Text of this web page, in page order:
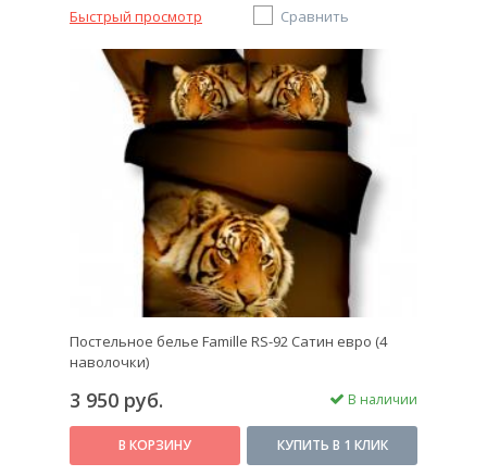
Быстрый просмотр Сравнить
Постельное белье Famille RS-92 Сатин евро (4
наволочки)
3 950 руб. В наличии
В КОРЗИНУ КУПИТЬ В 1 КЛИК